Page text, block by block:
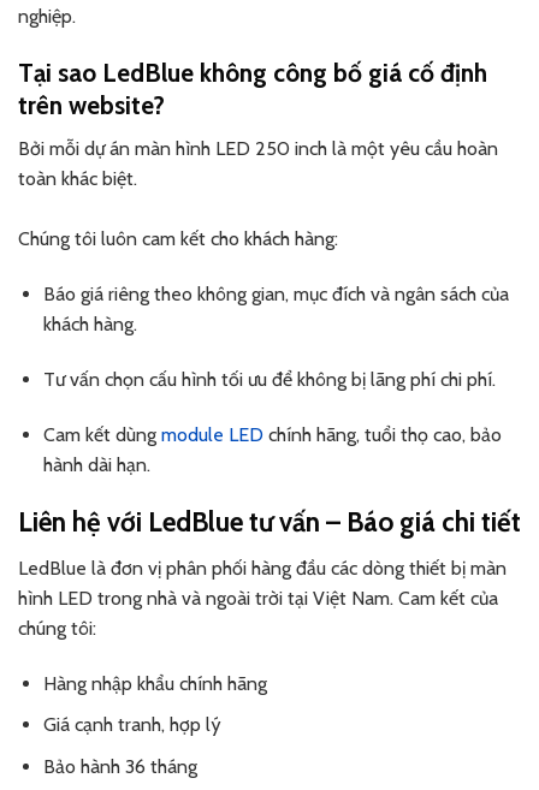
nghiệp.
Tại sao LedBlue không công bố giá cố định
trên website?
Bởi mỗi dự án màn hình LED 250 inch là một yêu cầu hoàn
toàn khác biệt.
Chúng tôi luôn cam kết cho khách hàng:
Báo giá riêng theo không gian, mục đích và ngân sách của
khách hàng.
Tư vấn chọn cấu hình tối ưu để không bị lãng phí chi phí.
Cam kết dùng module LEDchính hãng, tuổi thọ cao, bảo
hành dài hạn.
Liên hệ với LedBlue tư vấn – Báo giá chi tiết
LedBlue là đơn vị phân phối hàng đầu các dòng thiết bị màn
hình LED trong nhà và ngoài trời tại Việt Nam. Cam kết của
chúng tôi:
Hàng nhập khẩu chính hãng
Giá cạnh tranh, hợp lý
Bảo hành 36 tháng